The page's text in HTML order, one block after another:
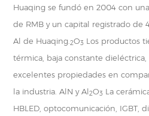
Huaqing se fundó en 2004 con
de RMB y un capital registrado de
Al de Huaqing.2O3 Los productos
térmica, baja constante
excelentes propiedades en
la industria. AlN y Al2O3 La
HBLED, optocomunicación, IGBT,